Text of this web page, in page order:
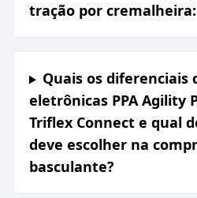
tração por
Quais os diferenciais
eletrônicas PPA Agility
Triflex Connect e qual
deve escolher na
basculante?